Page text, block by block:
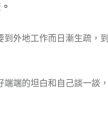
外地工作而日漸生疏，
端的坦白和自己談一談